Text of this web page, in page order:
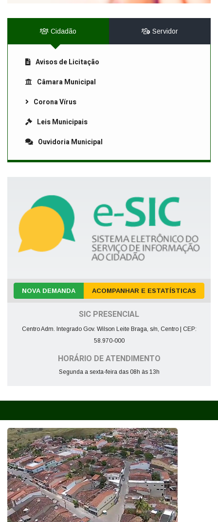
Cidadão Servidor
Avisos de Licitação
Câmara Municipal
Corona Vírus
Leis Municipais
Ouvidoria Municipal
NOVA DEMANDA ACOMPANHAR E ESTATÍSTICAS
SIC PRESENCIAL
Centro Adm. Integrado Gov. Wilson Leite Braga, s/n, Centro | CEP:
58.970-000
HORÁRIO DE ATENDIMENTO
Segunda a sexta-feira das 08h às 13h